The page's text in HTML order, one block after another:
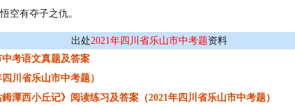
空有夺子之仇。
出处2021年四川省乐山市中考题资料
考语文真题及答案
川省乐山市中考题）
鉧潭西小丘记》阅读练习及答案（2021年四川省乐山市中考题）